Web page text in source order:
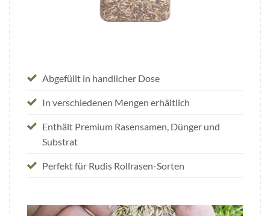
Abgefüllt in handlicher Dose
In verschiedenen Mengen erhältlich
Enthält Premium Rasensamen, Dünger und
Substrat
Perfekt für Rudis Rollrasen-Sorten